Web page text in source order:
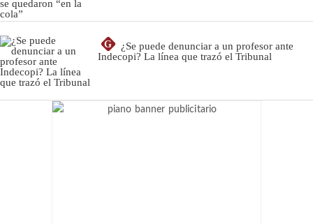
G
¿Se puede denunciar a un profesor ante
Indecopi? La línea que trazó el Tribunal